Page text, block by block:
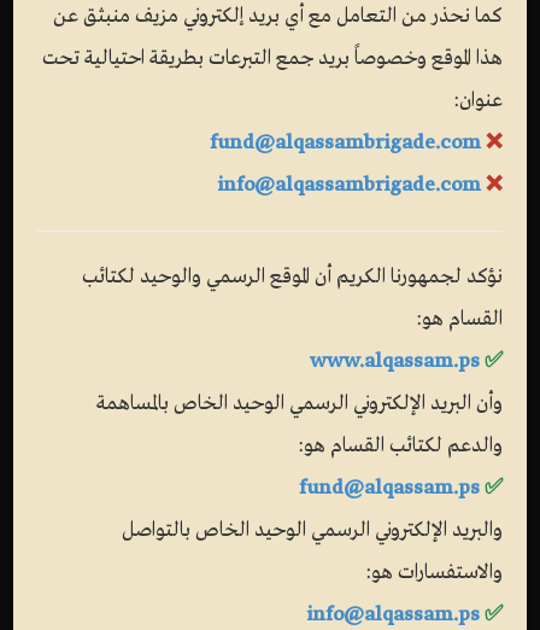
كما نحذر من التعامل مع أي بريد إلكتروني مزيف منبثق عن
هذا الموقع وخصوصاً بريد جمع التبرعات بطريقة احتيالية تحت
عنوان:
❌
fund@alqassambrigade.com
❌
info@alqassambrigade.com
نؤكد لجمهورنا الكريم أن الموقع الرسمي والوحيد لكتائب
القسام هو:
✅
www.alqassam.ps
وأن البريد الإلكتروني الرسمي الوحيد الخاص بالمساهمة
والدعم لكتائب القسام هو:
✅
fund@alqassam.ps
والبريد الإلكتروني الرسمي الوحيد الخاص بالتواصل
والاستفسارات هو:
✅
info@alqassam.ps